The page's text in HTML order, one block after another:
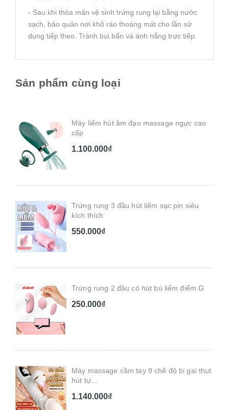
- Sau khi thỏa mãn vệ sinh trứng rung lại bằng nước
sạch, bảo quản nơi khô ráo thoáng mát cho lần sử
dụng tiếp theo. Tránh bụi bẩn và ánh nắng trực tiếp.
Sản phẩm cùng loại
Máy liếm hút âm đạo massage ngực cao
cấp
1.100.000₫
Trứng rung 3 đầu hút liếm sạc pin siêu
kích thích
550.000₫
Trứng rung 2 đầu có hút bú liếm điểm G
250.000₫
Máy massage cầm tay 9 chế độ bi gai thụt
hút tự...
1.140.000₫